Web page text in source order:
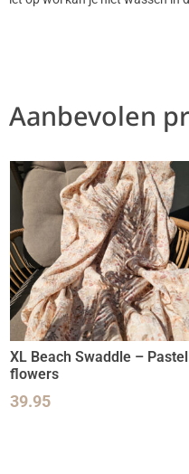
Aanbevolen
XL Beach Swaddle – Pastel
flowers
39.95